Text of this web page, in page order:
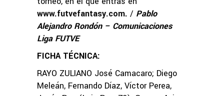
www.futvefantasy.com. / Pablo
Alejandro Rondón – Comunicaciones
Liga FUTVE
FICHA TÉCNICA:
RAYO ZULIANO José Camacaro; Diego
Meleán, Fernando Díaz, Víctor Perea,